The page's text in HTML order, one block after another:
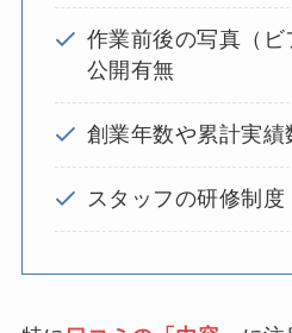
作業前後の写真（
公開有無
創業年数や累計実績
スタッフの研修制